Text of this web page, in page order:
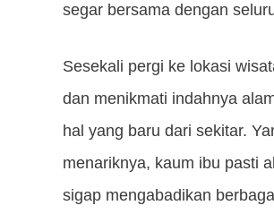
segar bersama dengan
Sesekali pergi ke lokasi
dan menikmati indahnya
hal yang baru dari sekitar.
menariknya, kaum ibu pasti
sigap mengabadikan